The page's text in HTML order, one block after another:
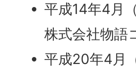
平成14年4月
株式会社物語
平成20年4月